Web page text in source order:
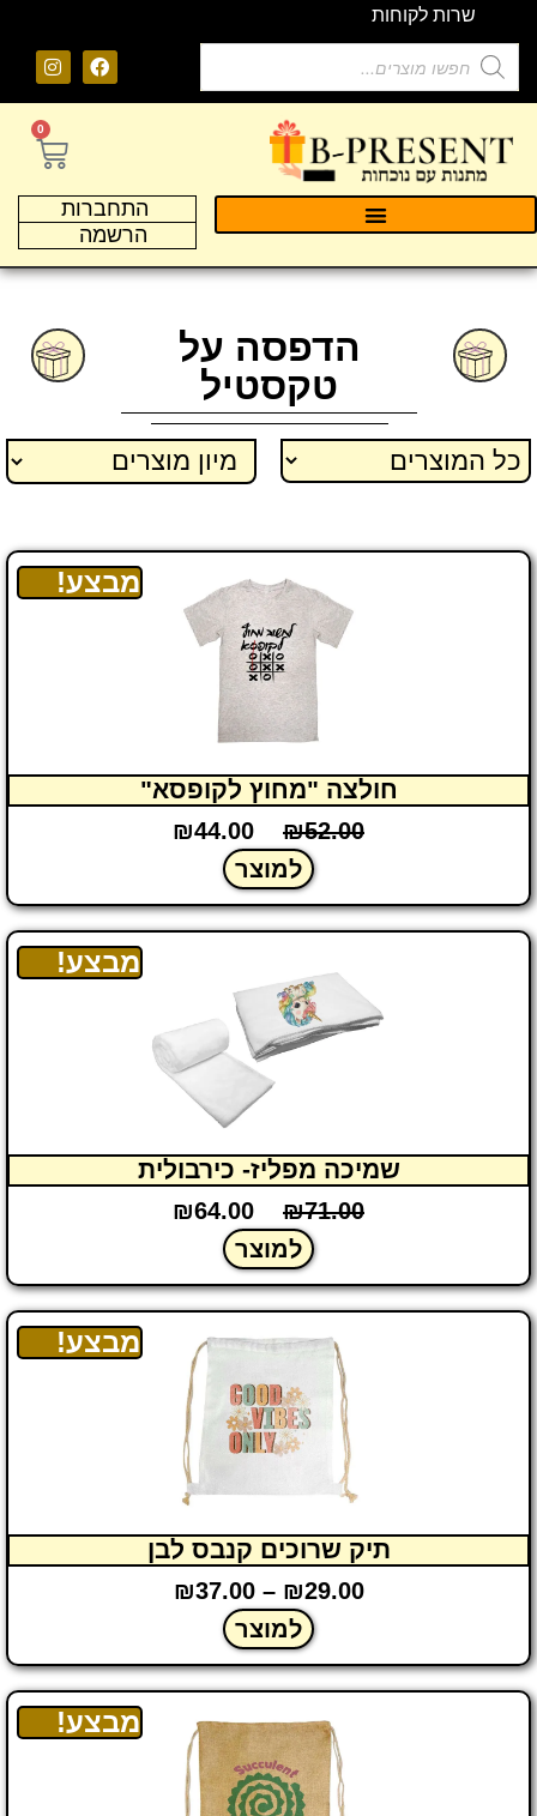
שרות לקוחות
התחברות
הרשמה
0
הדפסה על
טקסטיל
מבצע!
חולצה "מחוץ לקופסא"
₪52.00
₪44.00
למוצר
מבצע!
שמיכה מפליז- כירבולית
₪71.00
₪64.00
למוצר
מבצע!
תיק שרוכים קנבס לבן
₪29.00
–
₪37.00
למוצר
מבצע!